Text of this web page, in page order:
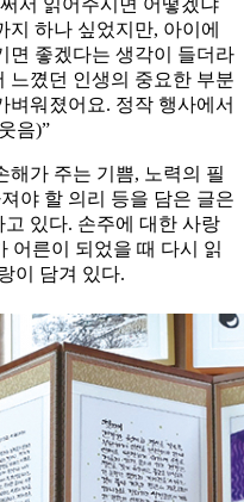
서 읽어주시면 어떻겠냐
지 하나 싶었지만, 아이에
면 좋겠다는 생각이 들더라
느꼈던 인생의 중요한 부분
벼워졌어요. 정작 행사에서
음)”
해가 주는 기쁨, 노력의 필
야 할 의리 등을 담은 글은
있다. 손주에 대한 사랑
어른이 되었을 때 다시 읽
이 담겨 있다.